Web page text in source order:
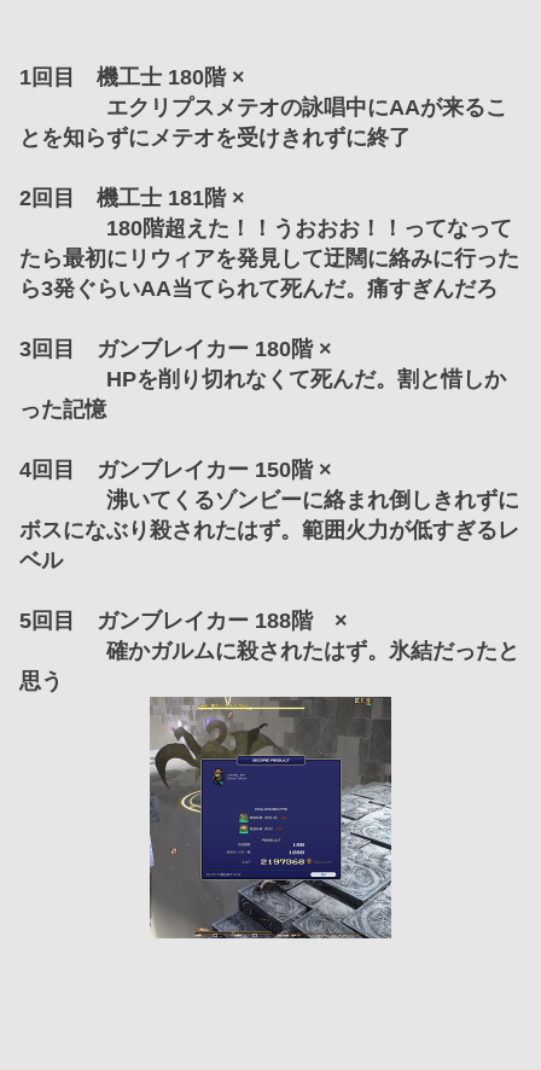
1回目　機工士 180階 ×
エクリプスメテオの詠唱中にAAが来るこ
とを知らずにメテオを受けきれずに終了
2回目　機工士 181階 ×
180階超えた！！うおおお！！ってなって
たら最初にリウィアを発見して迂闊に絡みに行った
ら3発ぐらいAA当てられて死んだ。痛すぎんだろ
3回目　ガンブレイカー 180階 ×
HPを削り切れなくて死んだ。割と惜しか
った記憶
4回目　ガンブレイカー 150階 ×
沸いてくるゾンビーに絡まれ倒しきれずに
ボスになぶり殺されたはず。範囲火力が低すぎるレ
ベル
5回目　ガンブレイカー 188階　×
確かガルムに殺されたはず。氷結だったと
思う